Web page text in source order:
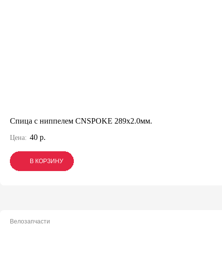
Спица с ниппелем CNSPOKE 289х2.0мм.
Цена: 40 р.
В КОРЗИНУ
В КОРЗИНУ
В КОРЗИНУ
Велозапчасти